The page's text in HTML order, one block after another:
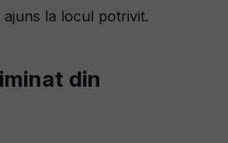
din
la locul potrivit.